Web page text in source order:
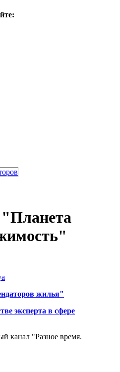
жилья"
эксперта в сфере
канал "Разное время.